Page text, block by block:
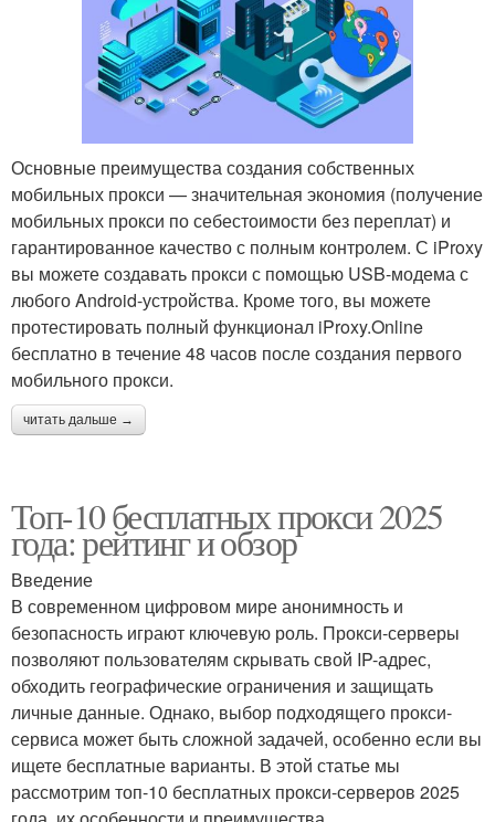
Основные преимущества создания собственных
мобильных прокси — значительная экономия (получение
мобильных прокси по себестоимости без переплат) и
гарантированное качество с полным контролем. С iProxy
вы можете создавать прокси с помощью USB-модема с
любого Android-устройства. Кроме того, вы можете
протестировать полный функционал iProxy.Online
бесплатно в течение 48 часов после создания первого
мобильного прокси.
читать дальше →
Топ-10 бесплатных прокси 2025
года: рейтинг и обзор
Введение
В современном цифровом мире анонимность и
безопасность играют ключевую роль. Прокси-серверы
позволяют пользователям скрывать свой IP-адрес,
обходить географические ограничения и защищать
личные данные. Однако, выбор подходящего прокси-
сервиса может быть сложной задачей, особенно если вы
ищете бесплатные варианты. В этой статье мы
рассмотрим топ-10 бесплатных прокси-серверов 2025